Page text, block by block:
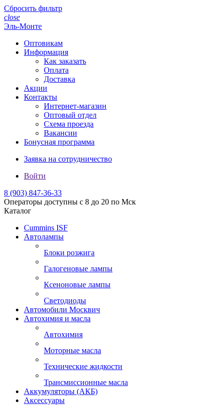
Сбросить фильтр
close
Эль-Монте
Оптовикам
Информация
Как заказать
Оплата
Доставка
Акции
Контакты
Интернет-магазин
Оптовый отдел
Схема проезда
Вакансии
Бонусная программа
Заявка на сотрудничество
Войти
8 (903) 847-36-33
Операторы доступны с 8 до 20 по Мск
Каталог
Cummins ISF
Автолампы
Блоки розжига
Галогеновые лампы
Ксеноновые лампы
Светодиоды
Автомобили Москвич
Автохимия и масла
Автохимия
Моторные масла
Технические жидкости
Трансмиссионные масла
Аккумуляторы (АКБ)
Аксессуары